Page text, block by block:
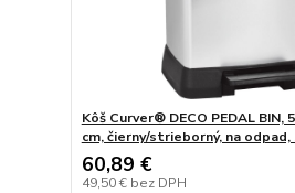
Kôš Curver® DECO PEDAL BIN,
cm, čierny/strieborný, na
60,89 €
49,50 € bez DPH